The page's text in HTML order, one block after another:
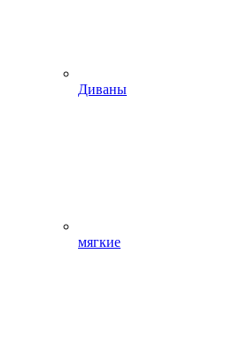
Диваны
мягкие